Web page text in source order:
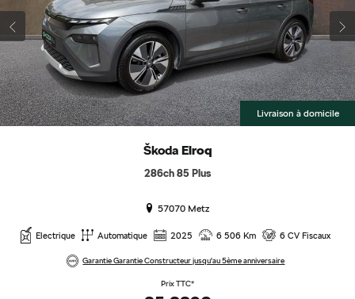
Livraison à domicile
Škoda Elroq
286ch 85 Plus
57070 Metz
Electrique Automatique 2025 6 506 Km 6 CV Fiscaux
Garantie Garantie Constructeur jusqu'au 5ème anniversaire
Prix TTC*